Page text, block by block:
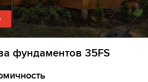
фундаментов 35FS